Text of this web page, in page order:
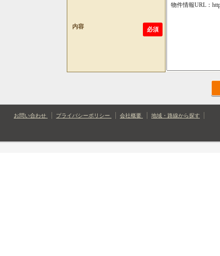
内容 必須
お問い合わせ プライバシーポリシー 会社概要 地域・路線から探す